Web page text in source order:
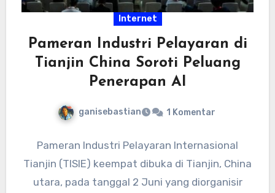
Internet
Pameran Industri Pelayaran di
Tianjin China Soroti Peluang
Penerapan AI
ganisebastian 1 Komentar
Pameran Industri Pelayaran Internasional
Tianjin (TISIE) keempat dibuka di Tianjin, China
utara, pada tanggal 2 Juni yang diorganisir